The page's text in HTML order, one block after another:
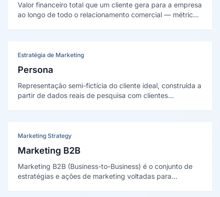
Valor financeiro total que um cliente gera para a empresa
ao longo de todo o relacionamento comercial — métrica
Estratégia de Marketing
Persona
Representação semi-fictícia do cliente ideal, construída a
partir de dados reais de pesquisa com clientes
Marketing Strategy
Marketing B2B
Marketing B2B (Business-to-Business) é o conjunto de
estratégias e ações de marketing voltadas para